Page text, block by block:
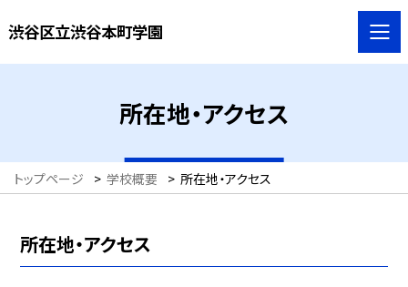
渋谷区立渋谷本町学園
所在地・アクセス
トップページ > 学校概要 > 所在地・アクセス
所在地・アクセス